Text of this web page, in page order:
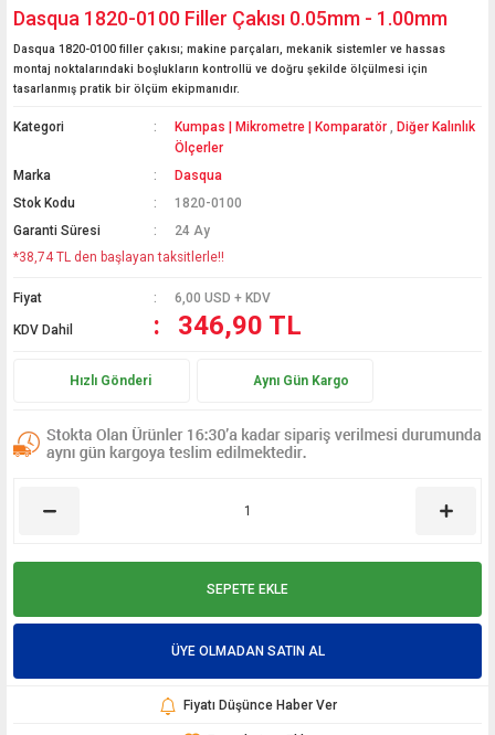
Dasqua 1820-0100 Filler Çakısı 0.05mm - 1.00mm
Dasqua 1820-0100 filler çakısı; makine parçaları, mekanik sistemler ve hassas
montaj noktalarındaki boşlukların kontrollü ve doğru şekilde ölçülmesi için
tasarlanmış pratik bir ölçüm ekipmanıdır.
Kategori Kumpas | Mikrometre | Komparatör , Diğer Kalınlık
Ölçerler
Marka
Dasqua
Stok Kodu
1820-0100
Garanti Süresi
24 Ay
*38,74 TL den başlayan taksitlerle!!
Fiyat 6,00 USD + KDV
KDV Dahil 346,90 TL
Hızlı Gönderi Aynı Gün Kargo
SEPETE EKLE
ÜYE OLMADAN SATIN AL
Fiyatı Düşünce Haber Ver